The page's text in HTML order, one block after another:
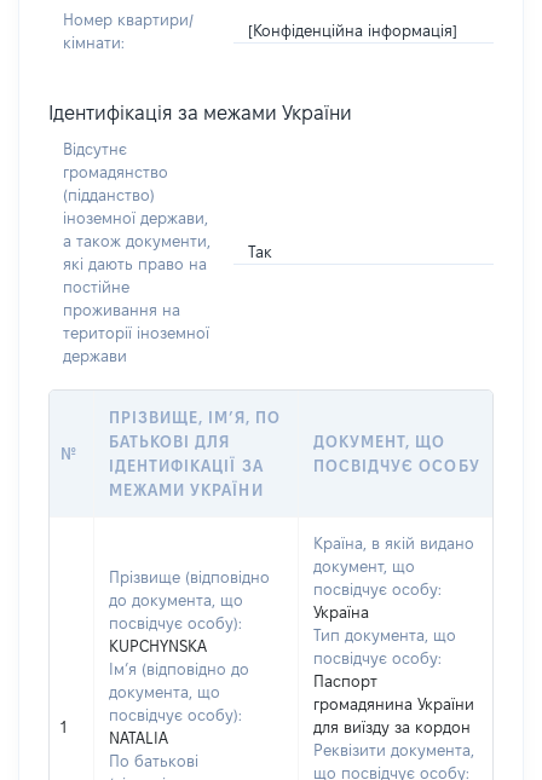
Номер квартири/
кімнати:
[Конфіденційна інформація]
Ідентифікація за межами України
Відсутнє
громадянство
(підданство)
іноземної держави,
а також документи,
які дають право на
постійне
проживання на
території іноземної
держави
Так
№
ПРІЗВИЩЕ, ІМ’Я, ПО
БАТЬКОВІ ДЛЯ
ІДЕНТИФІКАЦІЇ ЗА
МЕЖАМИ УКРАЇНИ
ДОКУМЕНТ, ЩО
ПОСВІДЧУЄ ОСОБУ
1
Прізвище (відповідно
до документа, що
посвідчує особу):
KUPCHYNSKA
Ім’я (відповідно до
документа, що
посвідчує особу):
NATALIA
По батькові
Країна, в якій видано
документ, що
посвідчує особу:
Україна
Тип документа, що
посвідчує особу:
Паспорт
громадянина України
для виїзду за кордон
Реквізити документа,
що посвідчує особу: